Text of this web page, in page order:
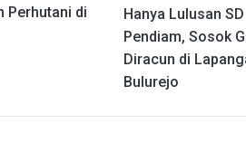
Perhutani di
Hanya Lulusan
Pendiam, Sosok
Diracun di
Bulurejo